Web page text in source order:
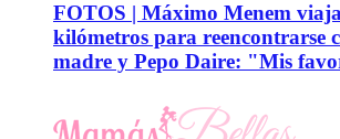
FOTOS | Máximo Menem
kilómetros para reencontrarse
madre y Pepo Daire: "Mis